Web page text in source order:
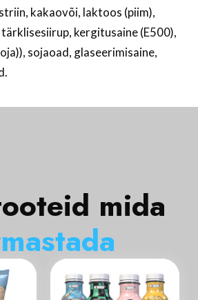
kakaovõi, laktoos (piim),
kergitusaine (E500),
sojaoad, glaseerimisaine,
mida
mastada